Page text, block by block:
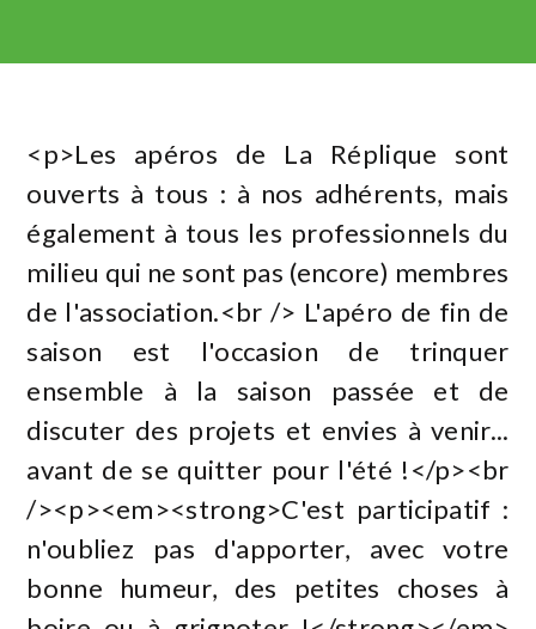
<p>Les apéros de La Réplique sont
ouverts à tous : à nos adhérents, mais
également à tous les professionnels du
milieu qui ne sont pas (encore) membres
de l'association.<br /> L'apéro de fin de
saison est l'occasion de trinquer
ensemble à la saison passée et de
discuter des projets et envies à venir...
avant de se quitter pour l'été !</p><br
/><p><em><strong>C'est participatif :
n'oubliez pas d'apporter, avec votre
bonne humeur, des petites choses à